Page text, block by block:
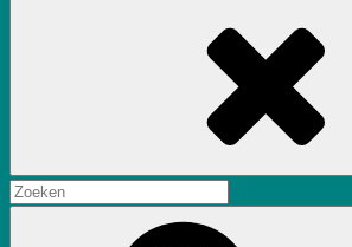
Zoeken